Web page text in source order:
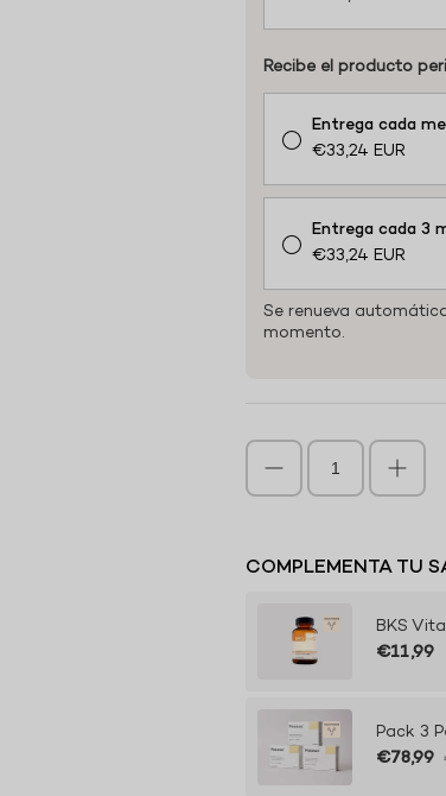
Recibe el producto
Entrega cada
€33,24 EUR
Entrega cada 3
€33,24 EUR
Se renueva
momento.
COMPLEMENTA TU
BKS
€11,99
Pack 3
€78,99